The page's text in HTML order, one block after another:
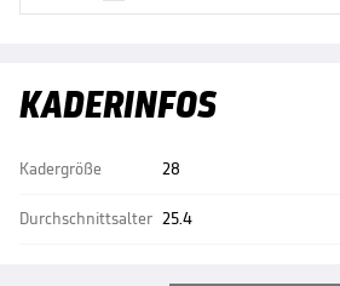
KADERINFOS
Kadergröße
Durchschnittsalter
28
25.4